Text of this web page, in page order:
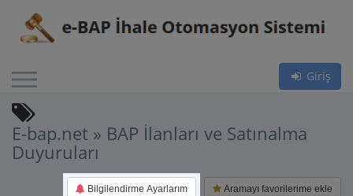
Giriş
E-bap.net » BAP İlanları ve Satınalma
Duyuruları
Aramayı favorilerime ekle
Bilgilendirme Ayarlarım